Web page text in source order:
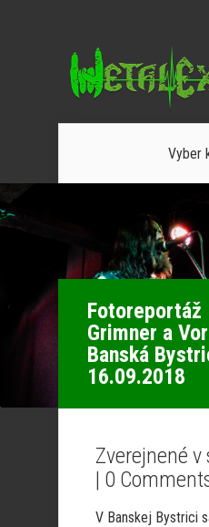
Vyber
Fotoreportáž
Grimner a
Banská
16.09.2018
Zverejnené v
| 0
V Banskej Bystrici